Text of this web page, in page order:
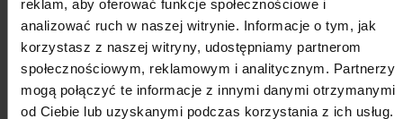
reklam, aby oferować funkcje społecznościowe i
analizować ruch w naszej witrynie. Informacje o tym, jak
korzystasz z naszej witryny, udostępniamy partnerom
społecznościowym, reklamowym i analitycznym. Partnerzy
mogą połączyć te informacje z innymi danymi otrzymanymi
od Ciebie lub uzyskanymi podczas korzystania z ich usług.
5